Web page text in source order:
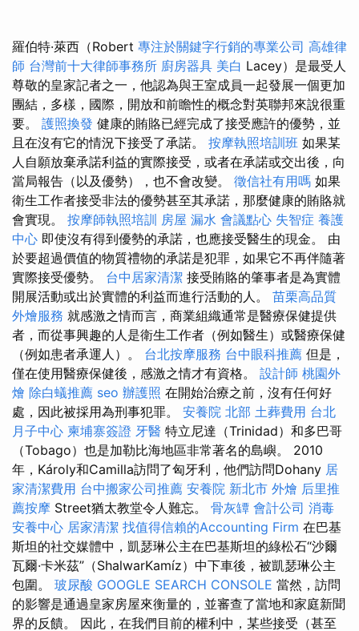
羅伯特·萊西（Robert 專注於關鍵字行銷的專業公司 高雄律
師 台灣前十大律師事務所 廚房器具 美白 Lacey）是最受人
尊敬的皇家記者之一，他認為與王室成員一起發展一個更加
團結，多樣，國際，開放和前瞻性的概念對英聯邦來說很重
要。 護照換發 健康的賄賂已經完成了接受應許的優勢，並
且在沒有它的情況下接受了承諾。 按摩執照培訓班 如果某
人自願放棄承諾利益的實際接受，或者在承諾或交出後，向
當局報告（以及優勢），也不會改變。 徵信社有用嗎 如果
衛生工作者接受非法的優勢甚至其承諾，那麼健康的賄賂就
會實現。 按摩師執照培訓 房屋 漏水 會議點心 失智症 養護
中心 即使沒有得到優勢的承諾，也應接受醫生的現金。 由
於要超過價值的物質禮物的承諾是犯罪，如果它不再伴隨著
實際接受優勢。 台中居家清潔 接受賄賂的肇事者是為實體
開展活動或出於實體的利益而進行活動的人。 苗栗高品質
外燴服務 就感激之情而言，商業組織通常是醫療保健提供
者，而從事興趣的人是衛生工作者（例如醫生）或醫療保健
（例如患者承運人）。 台北按摩服務 台中眼科推薦 但是，
僅在使用醫療保健後，感激之情才有資格。 設計師 桃園外
燴 除白蟻推薦 seo 辦護照 在開始治療之前，沒有任何好
處，因此被採用為刑事犯罪。 安養院 北部 土葬費用 台北
月子中心 柬埔寨簽證 牙醫 特立尼達（Trinidad）和多巴哥
（Tobago）也是加勒比海地區非常著名的島嶼。 2010
年，Károly和Camilla訪問了匈牙利，他們訪問Dohany 居
家清潔費用 台中搬家公司推薦 安養院 新北市 外燴 后里推
薦按摩 Street猶太教堂令人難忘。 骨灰罈 會計公司 消毒
安養中心 居家清潔 找值得信賴的Accounting Firm 在巴基
斯坦的社交媒體中，凱瑟琳公主在巴基斯坦的綠松石“沙爾
瓦爾·卡米茲”（ShalwarKamíz）中下車後，被凱瑟琳公主
包圍。 玻尿酸 GOOGLE SEARCH CONSOLE 當然，訪問
的影響是通過皇家房屋來衡量的，並審查了當地和家庭新聞
界的反饋。 因此，在我們目前的權利中，某些接受（甚至